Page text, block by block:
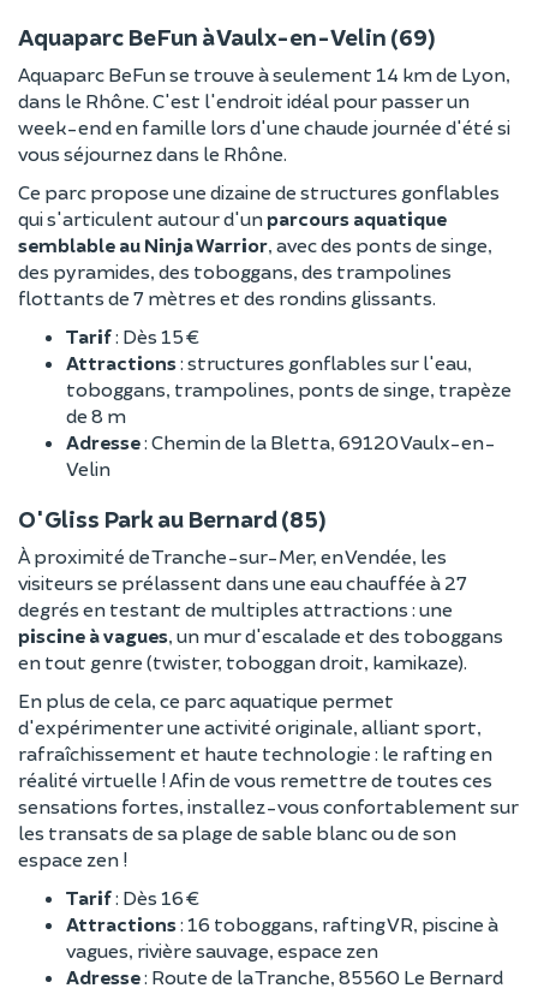
Aquaparc BeFun à Vaulx-en-Velin (69)
Aquaparc BeFun se trouve à seulement 14 km de Lyon,
dans le Rhône. C'est l'endroit idéal pour passer un
week-end en famille lors d'une chaude journée d'été si
vous séjournez dans le Rhône.
Ce parc propose une dizaine de structures gonflables
qui s'articulent autour d'unparcours aquatique
semblable au Ninja Warrior, avec des ponts de singe,
des pyramides, des toboggans, des trampolines
flottants de 7 mètres et des rondins glissants.
Tarif: Dès 15 €
Attractions: structures gonflables sur l'eau,
toboggans, trampolines, ponts de singe, trapèze
de 8 m
Adresse: Chemin de la Bletta, 69120 Vaulx-en-
Velin
O'Gliss Park au Bernard (85)
À proximité de Tranche-sur-Mer, en Vendée, les
visiteurs se prélassent dans une eau chauffée à 27
degrés en testant de multiples attractions : une
piscine à vagues, un mur d'escalade et des toboggans
en tout genre (twister, toboggan droit, kamikaze).
En plus de cela, ce parc aquatique permet
d'expérimenter une activité originale, alliant sport,
rafraîchissement et haute technologie : le rafting en
réalité virtuelle ! Afin de vous remettre de toutes ces
sensations fortes, installez-vous confortablement sur
les transats de sa plage de sable blanc ou de son
espace zen !
Tarif: Dès 16 €
Attractions: 16 toboggans, rafting VR, piscine à
vagues, rivière sauvage, espace zen
Adresse: Route de la Tranche, 85560 Le Bernard